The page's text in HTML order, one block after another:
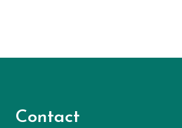
Contact